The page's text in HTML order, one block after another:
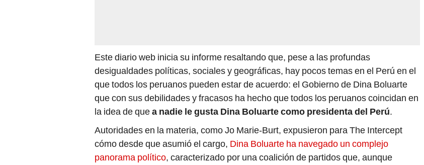
Este diario web inicia su informe resaltando que, pese a las profundas
desigualdades políticas, sociales y geográficas, hay pocos temas en el Perú en el
que todos los peruanos pueden estar de acuerdo: el Gobierno de Dina Boluarte
que con sus debilidades y fracasos ha hecho que todos los peruanos coincidan en
la idea de quea nadie le gusta Dina Boluarte como presidenta del Perú.
Autoridades en la materia, como Jo Marie-Burt, expusieron para The Intercept
cómo desde que asumió el cargo, Dina Boluarte ha navegado un complejo
panorama político, caracterizado por una coalición de partidos que, aunque